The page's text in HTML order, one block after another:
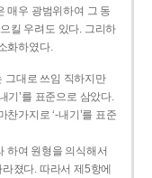
매우 광범위하여 그 동
킬 우려도 있다. 그리하
화하였다.
그대로 쓰임 직하지만
기’를 표준으로 삼았다.
찬가지로 ‘-내기’를 표준
하여 원형을 의식해서
졌다. 따라서 제5항에